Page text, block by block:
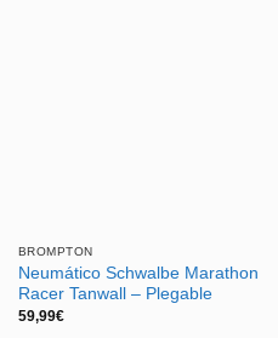
BROMPTON
Neumático Schwalbe Marathon
Racer Tanwall – Plegable
59,99€